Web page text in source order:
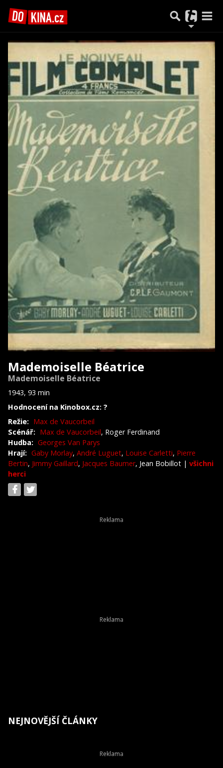
Mademoiselle Béatrice
Mademoiselle Béatrice
1943, 93 min
Hodnocení na Kinobox.cz: ?
Režie: Max de Vaucorbeil
Scénář: Max de Vaucorbeil, Roger Ferdinand
Hudba: Georges Van Parys
Hrají: Gaby Morlay, André Luguet, Louise Carletti, Pierre
Bertin, Jimmy Gaillard, Jacques Baumer, Jean Bobillot | všichni
herci
NEJNOVĚJŠÍ ČLÁNKY